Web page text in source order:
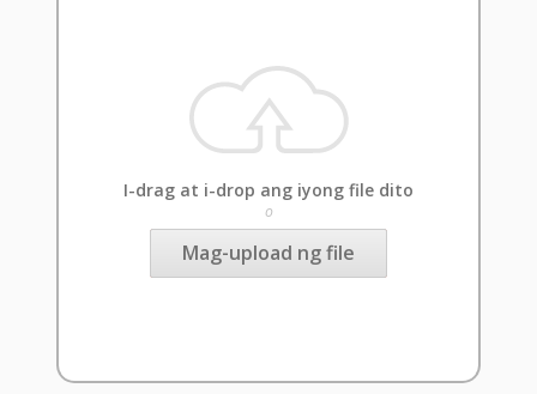
I-drag at i-drop ang iyong file dito
o
Mag-upload ng file